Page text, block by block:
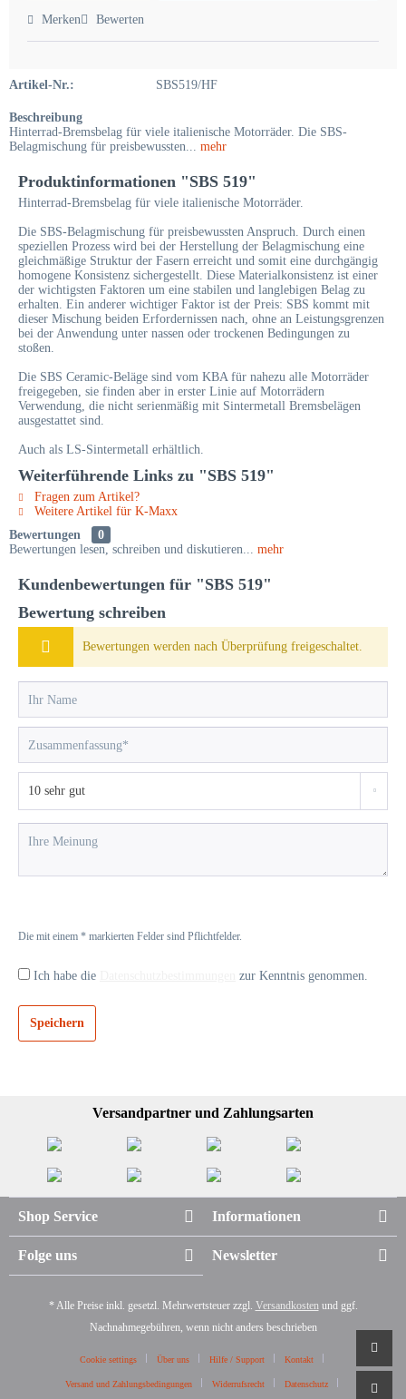
Merken Bewerten
Artikel-Nr.: SBS519/HF
Beschreibung
Hinterrad-Bremsbelag für viele italienische Motorräder. Die SBS-
Belagmischung für preisbewussten... mehr
Produktinformationen "SBS 519"
Hinterrad-Bremsbelag für viele italienische Motorräder.
Die SBS-Belagmischung für preisbewussten Anspruch. Durch einen
speziellen Prozess wird bei der Herstellung der Belagmischung eine
gleichmäßige Struktur der Fasern erreicht und somit eine durchgängig
homogene Konsistenz sichergestellt. Diese Materialkonsistenz ist einer
der wichtigsten Faktoren um eine stabilen und langlebigen Belag zu
erhalten. Ein anderer wichtiger Faktor ist der Preis: SBS kommt mit
dieser Mischung beiden Erfordernissen nach, ohne an Leistungsgrenzen
bei der Anwendung unter nassen oder trockenen Bedingungen zu
stoßen.
Die SBS Ceramic-Beläge sind vom KBA für nahezu alle Motorräder
freigegeben, sie finden aber in erster Linie auf Motorrädern
Verwendung, die nicht serienmäßig mit Sintermetall Bremsbelägen
ausgestattet sind.
Auch als LS-Sintermetall erhältlich.
Weiterführende Links zu "SBS 519"
Fragen zum Artikel?
Weitere Artikel für K-Maxx
Bewertungen
0
Bewertungen lesen, schreiben und diskutieren... mehr
Kundenbewertungen für "SBS 519"
Bewertung schreiben
Bewertungen werden nach Überprüfung freigeschaltet.
Die mit einem * markierten Felder sind Pflichtfelder.
Ich habe die zur Kenntnis genommen.
Speichern
Versandpartner und Zahlungsarten
Shop Service Informationen
Folge uns Newsletter
* Alle Preise inkl. gesetzl. Mehrwertsteuer zzgl. Versandkostenund ggf.
Nachnahmegebühren, wenn nicht anders beschrieben
Cookie settings Über uns Hilfe / Support Kontakt
Versand und Zahlungsbedingungen Widerrufsrecht Datenschutz